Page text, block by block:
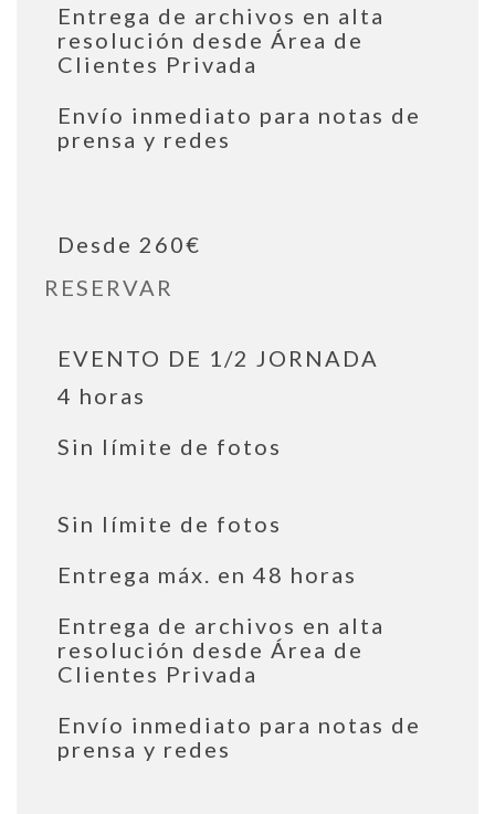
Entrega de archivos en alta
resolución desde Área de
Clientes Privada
Envío inmediato para notas de
prensa y redes
Desde 260€
RESERVAR
EVENTO DE 1/2 JORNADA
4 horas
Sin límite de fotos
Sin límite de fotos
Entrega máx. en 48 horas
Entrega de archivos en alta
resolución desde Área de
Clientes Privada
Envío inmediato para notas de
prensa y redes